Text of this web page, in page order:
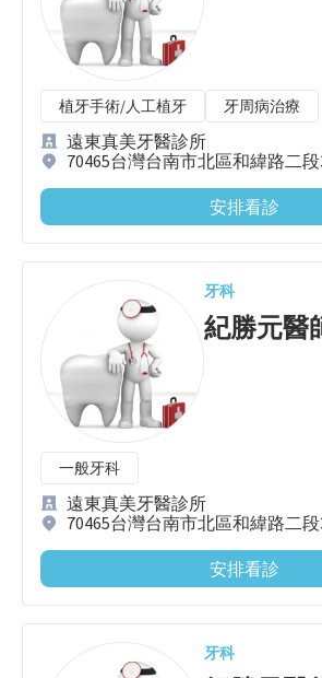
植牙手術/人工植牙 牙周病治療
遠東真美牙醫診所
70465台灣台南市北區和緯路二段
安排看診
牙科
紀勝元醫
一般牙科
遠東真美牙醫診所
70465台灣台南市北區和緯路二
安排看診
牙科